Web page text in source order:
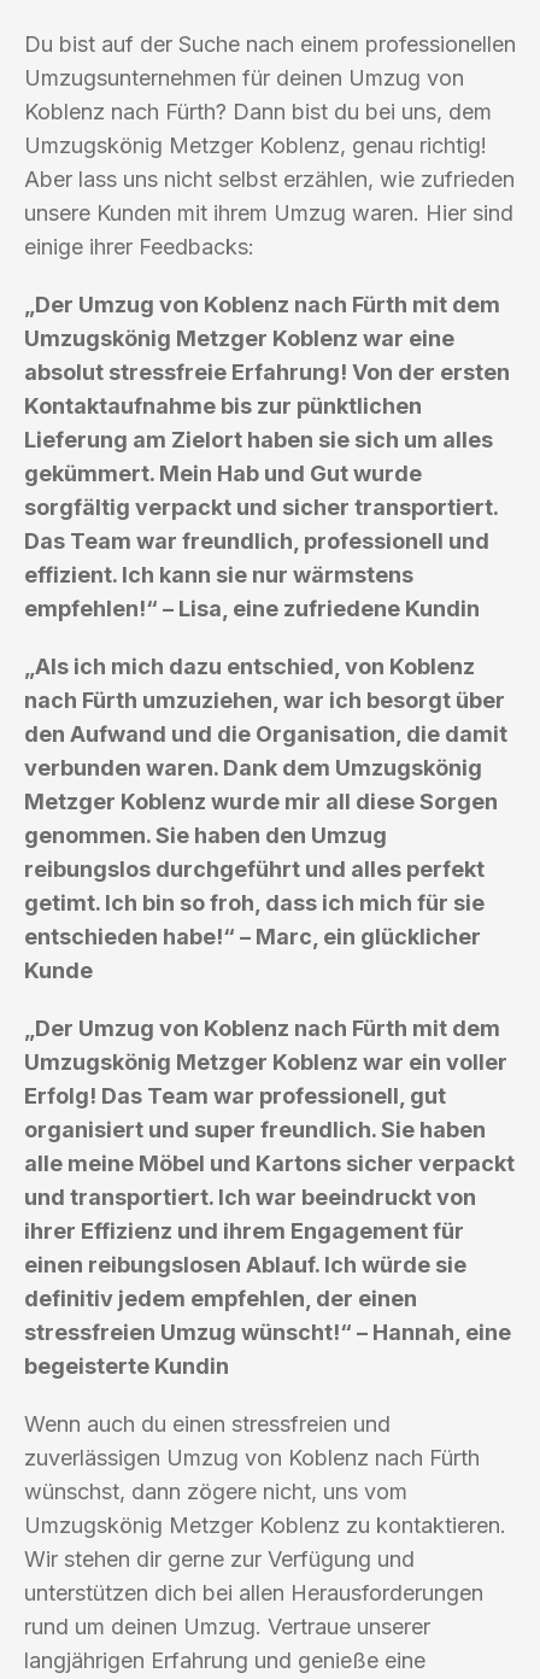
Du bist auf der Suche nach einem professionellen
Umzugsunternehmen für deinen Umzug von
Koblenz nach Fürth? Dann bist du bei uns, dem
Umzugskönig Metzger Koblenz, genau richtig!
Aber lass uns nicht selbst erzählen, wie zufrieden
unsere Kunden mit ihrem Umzug waren. Hier sind
einige ihrer Feedbacks:
„Der Umzug von Koblenz nach Fürth mit dem
Umzugskönig Metzger Koblenz war eine
absolut stressfreie Erfahrung! Von der ersten
Kontaktaufnahme bis zur pünktlichen
Lieferung am Zielort haben sie sich um alles
gekümmert. Mein Hab und Gut wurde
sorgfältig verpackt und sicher transportiert.
Das Team war freundlich, professionell und
effizient. Ich kann sie nur wärmstens
empfehlen!“ – Lisa, eine zufriedene Kundin
„Als ich mich dazu entschied, von Koblenz
nach Fürth umzuziehen, war ich besorgt über
den Aufwand und die Organisation, die damit
verbunden waren. Dank dem Umzugskönig
Metzger Koblenz wurde mir all diese Sorgen
genommen. Sie haben den Umzug
reibungslos durchgeführt und alles perfekt
getimt. Ich bin so froh, dass ich mich für sie
entschieden habe!“ – Marc, ein glücklicher
Kunde
„Der Umzug von Koblenz nach Fürth mit dem
Umzugskönig Metzger Koblenz war ein voller
Erfolg! Das Team war professionell, gut
organisiert und super freundlich. Sie haben
alle meine Möbel und Kartons sicher verpackt
und transportiert. Ich war beeindruckt von
ihrer Effizienz und ihrem Engagement für
einen reibungslosen Ablauf. Ich würde sie
definitiv jedem empfehlen, der einen
stressfreien Umzug wünscht!“ – Hannah, eine
begeisterte Kundin
Wenn auch du einen stressfreien und
zuverlässigen Umzug von Koblenz nach Fürth
wünschst, dann zögere nicht, uns vom
Umzugskönig Metzger Koblenz zu kontaktieren.
Wir stehen dir gerne zur Verfügung und
unterstützen dich bei allen Herausforderungen
rund um deinen Umzug. Vertraue unserer
langjährigen Erfahrung und genieße eine